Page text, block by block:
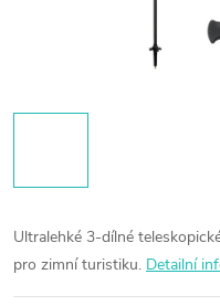
Ultralehké 3-dílné
pro zimní turistiku. Detailní